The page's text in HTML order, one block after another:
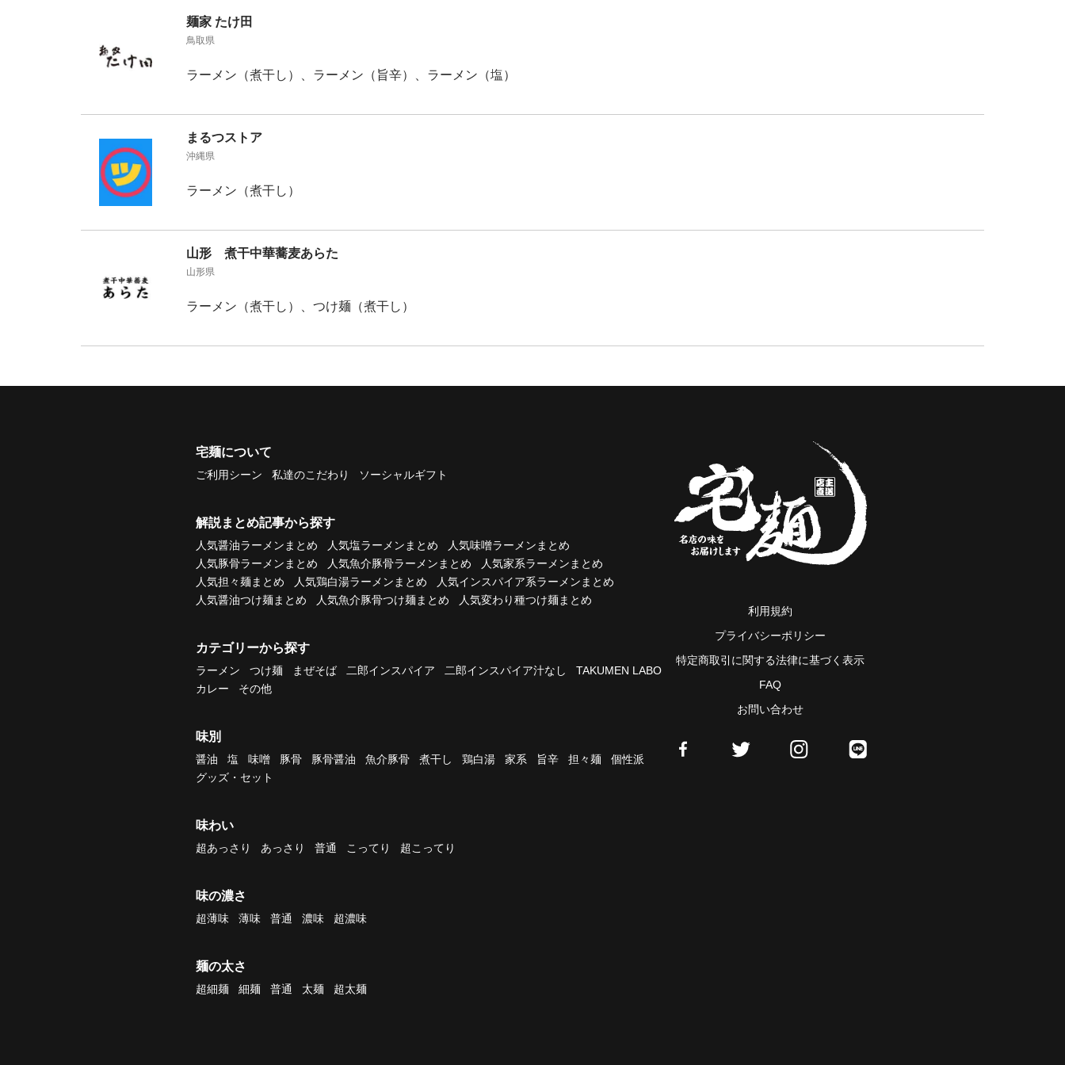
麺家 たけ田
鳥取県
ラーメン（煮干し）、ラーメン（旨辛）、ラーメン（塩）
まるつストア
沖縄県
ラーメン（煮干し）
山形 煮干中華蕎麦あらた
山形県
ラーメン（煮干し）、つけ麺（煮干し）
宅麺について
ご利用シーン 私達のこだわり ソーシャルギフト
解説まとめ記事から探す
人気醤油ラーメンまとめ 人気塩ラーメンまとめ
人気味噌ラーメンまとめ
人気豚骨ラーメンまとめ
人気魚介豚骨ラーメンまとめ
人気家系ラーメンまとめ
人気担々麺まとめ
人気鶏白湯ラーメンまとめ
人気インスパイア系ラーメンまとめ
人気醤油つけ麺まとめ
人気魚介豚骨つけ麺まとめ 人気変わり種つけ麺まとめ
カテゴリーから探す
ラーメン つけ麺 まぜそば 二郎インスパイア 二郎インスパイア汁なし
TAKUMEN LABO
カレー
その他
味別
醤油 塩 味噌 豚骨 豚骨醤油 魚介豚骨 煮干し 鶏白湯 家系 旨辛 担々麺
個性派
グッズ・セット
味わい
超あっさり あっさり 普通 こってり 超こってり
味の濃さ
超薄味 薄味 普通 濃味 超濃味
麺の太さ
超細麺 細麺 普通 太麺 超太麺
利用規約
プライバシーポリシー
特定商取引に関する法律に基づく表示
FAQ
お問い合わせ